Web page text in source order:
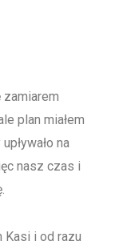
plan miałem
na
nasz czas i
Kasi i od razu